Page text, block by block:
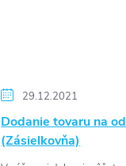
29.12.2021
Dodanie tovaru na
(Zásielkovňa)